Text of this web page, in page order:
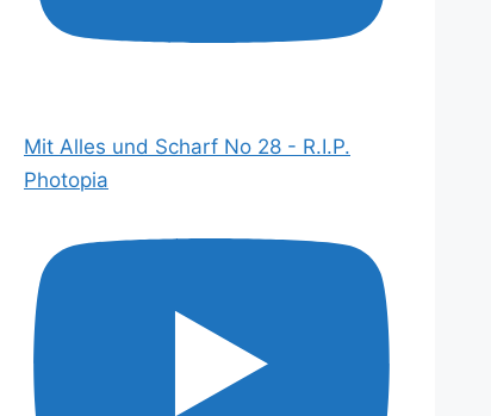
Mit Alles und Scharf No 28 - R.I.P.
Photopia